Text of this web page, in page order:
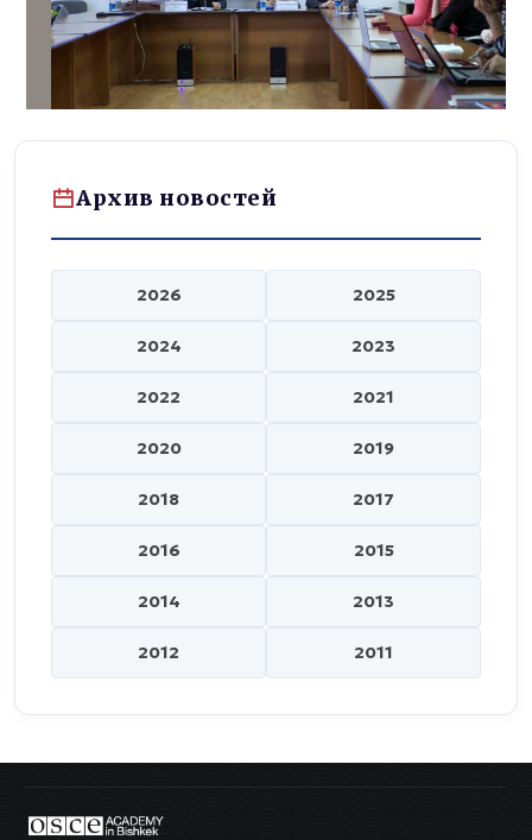
Архив новостей
2026 2025
2024 2023
2022 2021
2020 2019
2018 2017
2016 2015
2014 2013
2012 2011